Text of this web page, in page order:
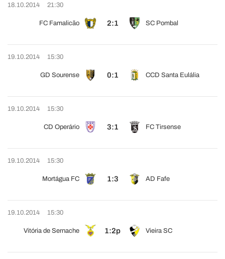
18.10.2014 21:30
FC Famalicão 2:1 SC Pombal
19.10.2014 15:30
GD Sourense 0:1 CCD Santa Eulália
19.10.2014 15:30
CD Operário 3:1 FC Tirsense
19.10.2014 15:30
Mortágua FC 1:3 AD Fafe
19.10.2014 15:30
Vitória de Sernache 1:2p Vieira SC